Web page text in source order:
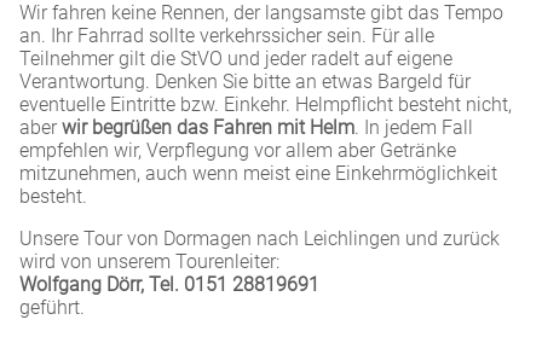
Wir fahren keine Rennen, der langsamste gibt das Tempo
an. Ihr Fahrrad sollte verkehrssicher sein. Für alle
Teilnehmer gilt die StVO und jeder radelt auf eigene
Verantwortung. Denken Sie bitte an etwas Bargeld für
eventuelle Eintritte bzw. Einkehr. Helmpflicht besteht nicht,
aber wir begrüßen das Fahren mit Helm. In jedem Fall
empfehlen wir, Verpflegung vor allem aber Getränke
mitzunehmen, auch wenn meist eine Einkehrmöglichkeit
besteht.
Unsere Tour von Dormagen nach Leichlingen und zurück
wird von unserem Tourenleiter:
Wolfgang Dörr, Tel. 0151 28819691
geführt.